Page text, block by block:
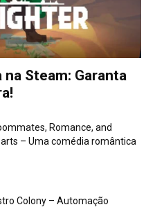
Steam: Garanta
Romance, and
– Uma comédia romântica
Colony – Automação